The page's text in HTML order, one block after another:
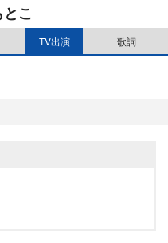
t
こ
TV出演 歌詞